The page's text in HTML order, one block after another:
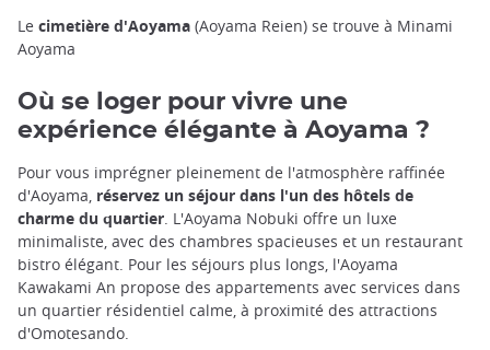
Le cimetière d'Aoyama (Aoyama Reien) se trouve à Minami
Aoyama
Où se loger pour vivre une
expérience élégante à Aoyama ?
Pour vous imprégner pleinement de l'atmosphère raffinée
d'Aoyama, réservez un séjour dans l'un des hôtels de
charme du quartier . L'Aoyama Nobuki offre un luxe
minimaliste, avec des chambres spacieuses et un restaurant
bistro élégant. Pour les séjours plus longs, l'Aoyama
Kawakami An propose des appartements avec services dans
un quartier résidentiel calme, à proximité des attractions
d'Omotesando.